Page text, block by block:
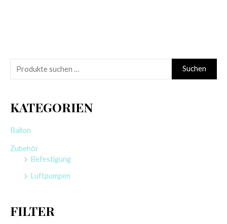
u
h
n
Suchen
KATEGORIEN
Ballon
Zubehör
Befestigung
Luftpumpen
FILTER